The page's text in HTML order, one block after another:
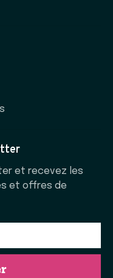
et recevez les
et offres de